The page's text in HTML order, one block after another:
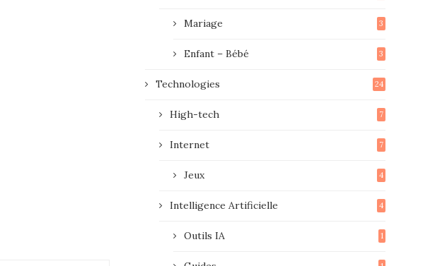
Mariage 3
Enfant – Bébé 3
Technologies 24
High-tech 7
Internet 7
Jeux 4
Intelligence Artificielle 4
Outils IA 1